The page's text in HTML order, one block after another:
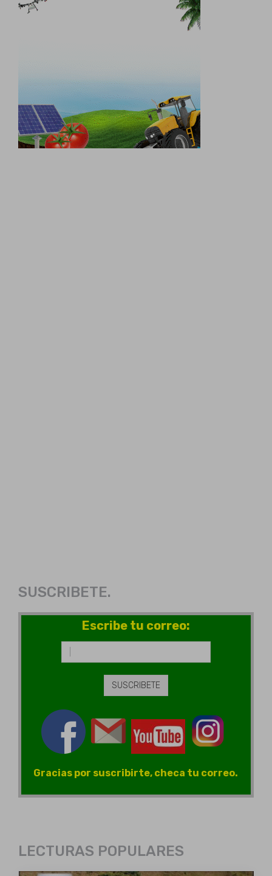
SUSCRIBETE.
Escribe tu correo:
Gracias por suscribirte, checa tu correo.
LECTURAS POPULARES